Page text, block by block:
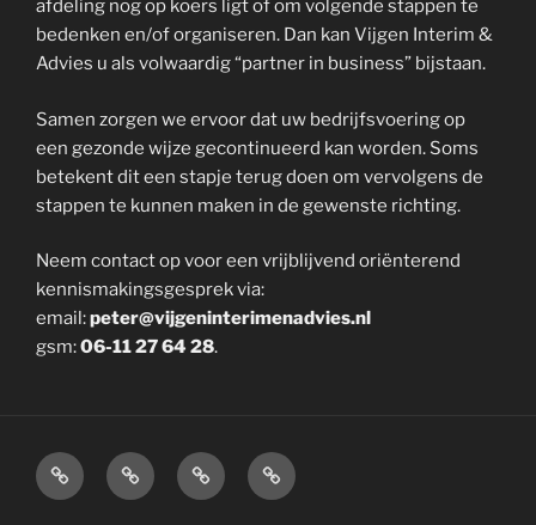
afdeling nog op koers ligt of om volgende stappen te
bedenken en/of organiseren. Dan kan Vijgen Interim &
Advies u als volwaardig “partner in business” bijstaan.
Samen zorgen we ervoor dat uw bedrijfsvoering op
een gezonde wijze gecontinueerd kan worden. Soms
betekent dit een stapje terug doen om vervolgens de
stappen te kunnen maken in de gewenste richting.
Neem contact op voor een vrijblijvend oriënterend
kennismakingsgesprek via:
email:peter@vijgeninterimenadvies.nl
gsm:06-11 27 64 28.
Over
Vijgen
DienstenOpdrachtgevers:
Contact